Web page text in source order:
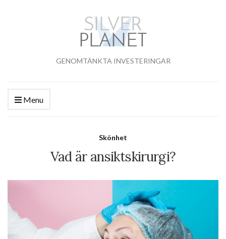
GENOMTÄNKTA INVESTERINGAR
Menu
Skönhet
Vad är ansiktskirurgi?